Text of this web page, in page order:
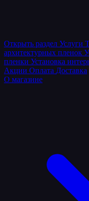
Открыть раздел Услуги
архитектурных пленок
пленки Установка
Акции Оплата Доставка
О магазине